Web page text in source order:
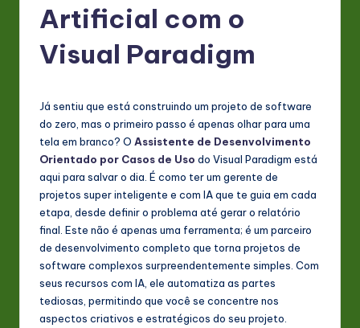
L
Artificial com o
Visual Paradigm
Já sentiu que está construindo um projeto de software
do zero, mas o primeiro passo é apenas olhar para uma
tela em branco? O Assistente de Desenvolvimento
Orientado por Casos de Uso do Visual Paradigm está
aqui para salvar o dia. É como ter um gerente de
projetos super inteligente e com IA que te guia em cada
etapa, desde definir o problema até gerar o relatório
final. Este não é apenas uma ferramenta; é um parceiro
de desenvolvimento completo que torna projetos de
software complexos surpreendentemente simples. Com
seus recursos com IA, ele automatiza as partes
tediosas, permitindo que você se concentre nos
aspectos criativos e estratégicos do seu projeto.